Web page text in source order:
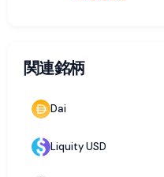
関連銘柄
Dai
Liquity USD